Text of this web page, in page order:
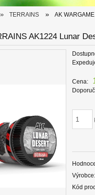
» TERRAINS » AK
AK1224 Lunar
Cena:
Výrobce:
Kód